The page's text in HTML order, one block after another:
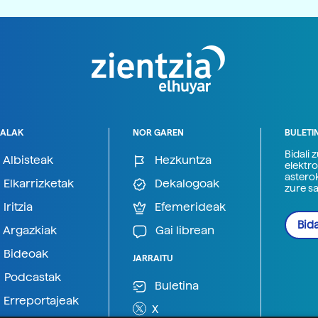
Albisteak
Elkarrizketak
Iritzia
Argazkiak
Bideoak
Podcastak
Erreportajeak
NOR GAREN
Hezkuntza
Dekalogoak
Efemerideak
Gai librean
JARRAITU
Buletina
X
Bidali
zure